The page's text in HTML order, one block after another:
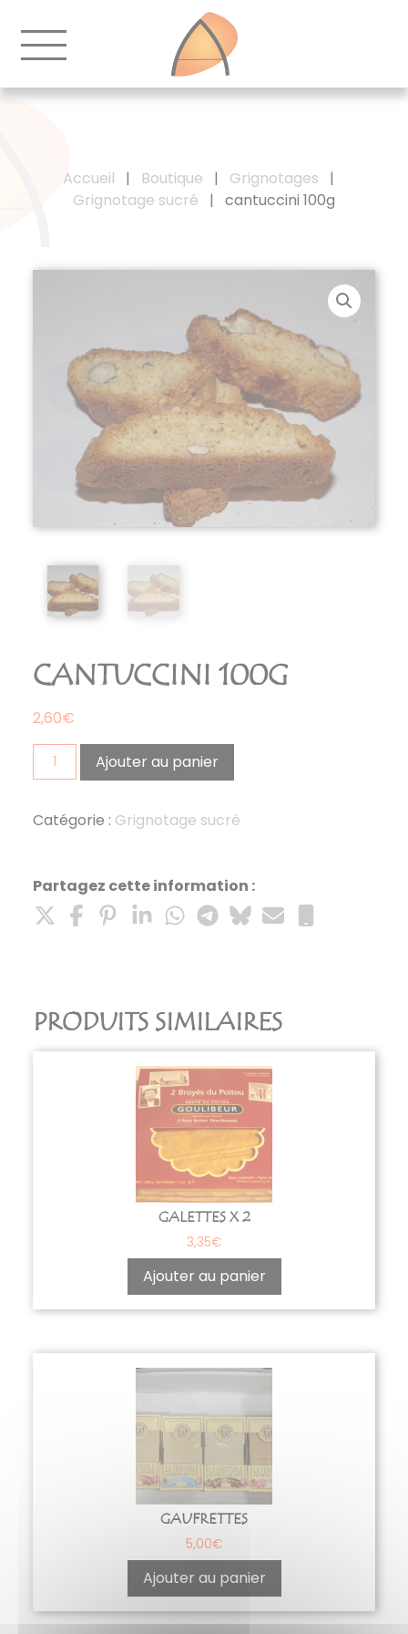
Accueil | Boutique | Grignotages
|
Grignotage sucré
| cantuccini 100g
CANTUCCINI 100G
2,60€
quantité
de
100g
Ajouter au panier
Catégorie : Grignotage sucré
Partagez cette information :
PRODUITS SIMILAIRES
GALETTES X 2
3,35€
Ajouter au panier
GAUFRETTES
5,00€
Ajouter au panier